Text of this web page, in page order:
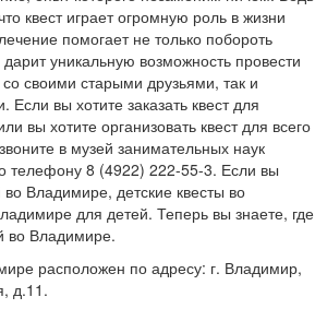
квест играет огромную роль в жизни
помогает не только побороть
уникальную возможность провести
своими старыми друзьями, так и
Если вы хотите заказать квест для
вы хотите организовать квест для всего
в музей занимательных наук
телефону 8 (4922) 222-55-3. Если вы
Владимире, детские квесты во
для детей. Теперь вы знаете, где
во Владимире.
расположен по адресу: г. Владимир,
д.11.